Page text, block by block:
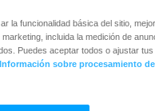
Para
lista (asegúrate de
“Mostrar contactos
la funcionalidad básica del sitio,
incluida la medición de
Puedes aceptar todos o ajustar tus
Información sobre procesamiento